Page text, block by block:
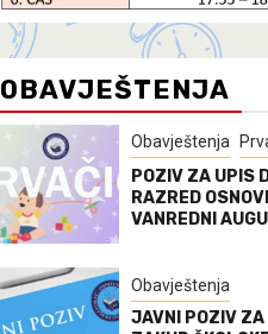
OBAVJEŠTENJA
Obavještenja
POZIV ZA UPIS
RAZRED
VANREDNI
Obavještenja
JAVNI POZIV ZA